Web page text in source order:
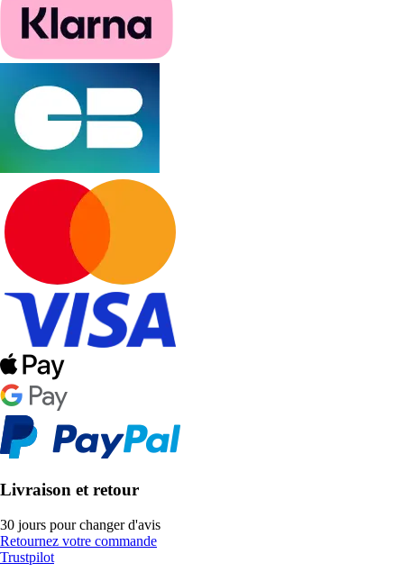
Livraison et retour
30 jours pour changer d'avis
Retournez votre commande
Trustpilot